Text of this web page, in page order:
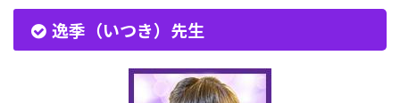
逸季（いつき）先生